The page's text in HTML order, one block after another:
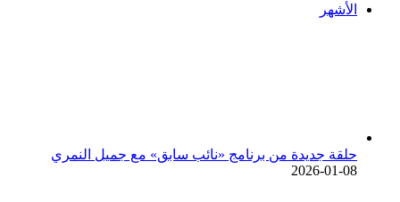
الأشهر
حلقة جديدة من برنامج «نائب سابق» مع جميل النمري
2026-01-08